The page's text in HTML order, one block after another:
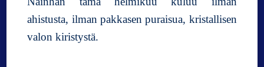
ahistusta, ilman pakkasen puraisua, kristallisen
valon kiristystä.